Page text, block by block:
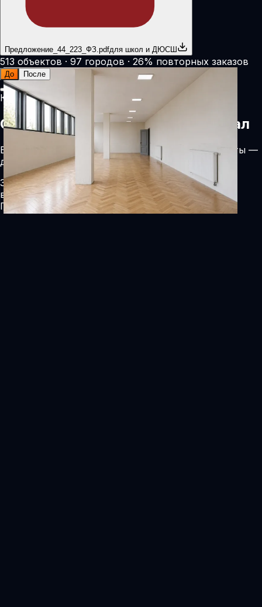
Предложение_44_223_ФЗ.pdfдля школ и ДЮСШ
513 объектов · 97 городов · 26% повторных заказов
До После
Калькулятор стоимости
Соберите защиту стен под ваш зал
Выберите сценарий, площадь и сложные элементы —
диапазон цены пересчитается сразу.
Зоны защиты: стены, углы, колонны, радиаторы,
выступы
Получить расчётСкачать прайс